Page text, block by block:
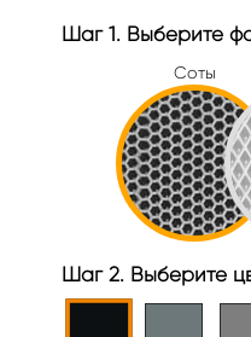
Шаг 1. Выберите
Соты
Шаг 2. Выберите